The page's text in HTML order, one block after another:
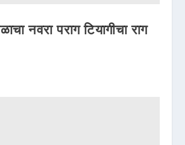
नवरा पराग टियागीचा राग